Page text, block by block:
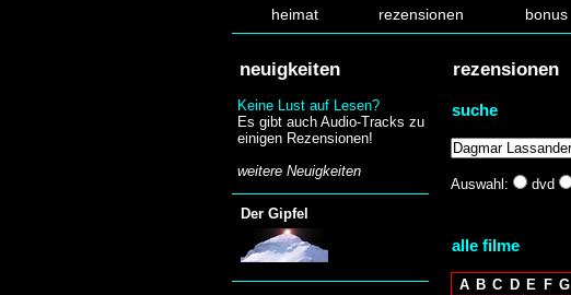
heimat rezensionen bonus
neuigkeiten
Keine Lust auf Lesen?
Es gibt auch Audio-Tracks zu
einigen Rezensionen!
weitere Neuigkeiten
Der Gipfel
rezensionen
suche
Auswahl: dvd
alle filme
A B C D E F G